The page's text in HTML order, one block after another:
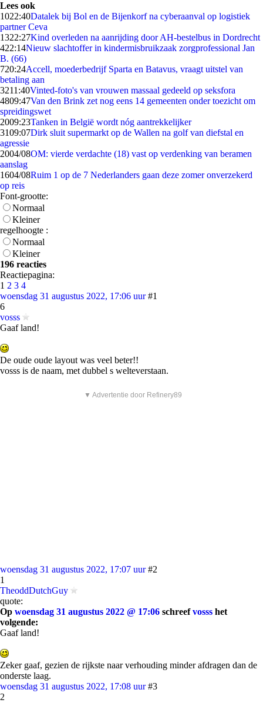
Lees ook
1022:40Datalek bij Bol en de Bijenkorf na cyberaanval op logistiek
partner Ceva
1322:27Kind overleden na aanrijding door AH-bestelbus in Dordrecht
422:14Nieuw slachtoffer in kindermisbruikzaak zorgprofessional Jan
B. (66)
720:24Accell, moederbedrijf Sparta en Batavus, vraagt uitstel van
betaling aan
3211:40Vinted-foto's van vrouwen massaal gedeeld op seksfora
4809:47Van den Brink zet nog eens 14 gemeenten onder toezicht om
spreidingswet
2009:23Tanken in België wordt nóg aantrekkelijker
3109:07Dirk sluit supermarkt op de Wallen na golf van diefstal en
agressie
2004/08OM: vierde verdachte (18) vast op verdenking van beramen
aanslag
1604/08Ruim 1 op de 7 Nederlanders gaan deze zomer onverzekerd
op reis
Font-grootte:
Normaal
Kleiner
regelhoogte :
Normaal
Kleiner
196 reacties
Reactiepagina:
1 2 3 4
woensdag 31 augustus 2022, 17:06 uur #1
6
vosss
Gaaf land!
De oude oude layout was veel beter!!
vosss is de naam, met dubbel s welteverstaan.
▼ Advertentie door Refinery89
woensdag 31 augustus 2022, 17:07 uur #2
1
TheoddDutchGuy
quote:
Op woensdag 31 augustus 2022 @ 17:06 schreefvosss het
volgende:
Gaaf land!
Zeker gaaf, gezien de rijkste naar verhouding minder afdragen dan de
onderste laag.
woensdag 31 augustus 2022, 17:08 uur #3
2